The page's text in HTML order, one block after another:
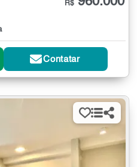
R$
Contatar